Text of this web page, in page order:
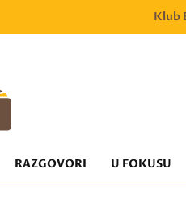
Klub
RAZGOVORI U FOKUSU